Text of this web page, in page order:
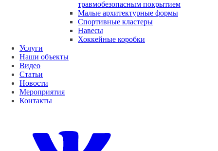
травмобезопасным покрытием
Малые архитектурные формы
Спортивные кластеры
Навесы
Хоккейные коробки
Услуги
Наши объекты
Видео
Статьи
Новости
Мероприятия
Контакты